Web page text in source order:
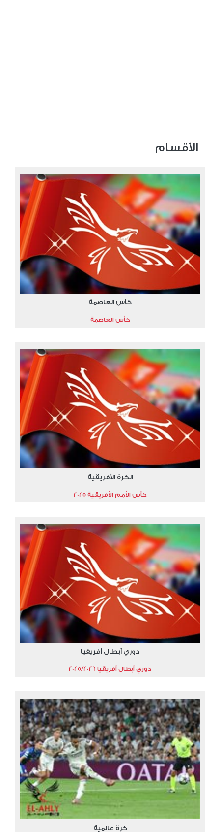
الأقسام
كأس العاصمة
كأس العاصمة
الكرة الأفريقية
كأس الأمم الأفريقية 2025
دوري أبطال أفريقيا
دوري أبطال أفريقيا 2025/2026
كرة عالمية